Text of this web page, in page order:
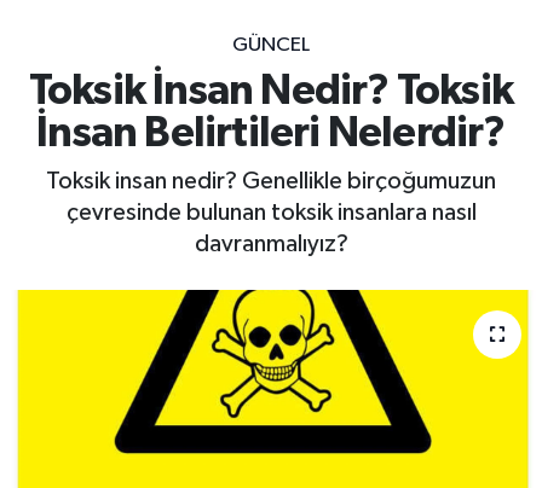
GÜNCEL
Toksik İnsan Nedir? Toksik
İnsan Belirtileri Nelerdir?
Toksik insan nedir? Genellikle birçoğumuzun
çevresinde bulunan toksik insanlara nasıl
davranmalıyız?